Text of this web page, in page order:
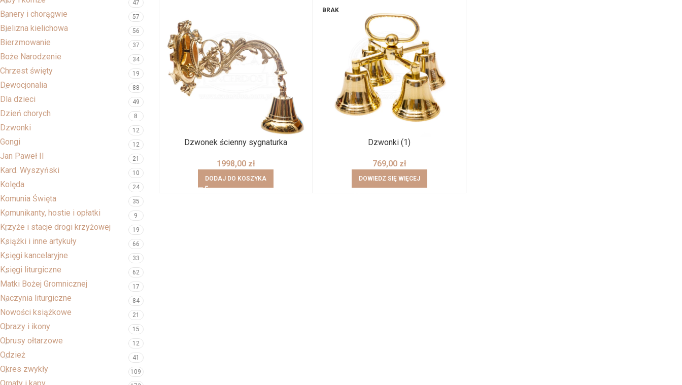
47
Banery i chorągwie 57
Bielizna kielichowa 56
Bierzmowanie 37
Boże Narodzenie 34
Chrzest święty 19
Dewocjonalia 88
Dla dzieci 49
Dzień chorych 8
Dzwonki 12
Gongi 12
Jan Paweł II 21
Kard. Wyszyński 10
Kolęda 24
Komunia Święta 35
Komunikanty, hostie i opłatki 9
Krzyże i stacje drogi krzyżowej 19
Książki i inne artykuły 66
Księgi kancelaryjne 33
Księgi liturgiczne 62
Matki Bożej Gromnicznej 17
Naczynia liturgiczne 84
Nowości książkowe 21
Obrazy i ikony 15
Obrusy ołtarzowe 12
Odzież 41
Okres zwykły 109
Dzwonek ścienny sygnaturka
1998,00 zł
DODAJ DO KOSZYKA
BRAK
Dzwonki (1)
769,00 zł
DOWIEDZ SIĘ WIĘCEJ